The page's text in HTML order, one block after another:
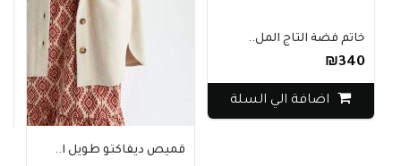
خاتم فضة التاج المل..
₪340
اضافة الي السلة
قميص ديفاكتو طويل ا..